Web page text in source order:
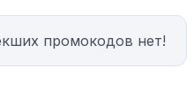
промокодов нет!